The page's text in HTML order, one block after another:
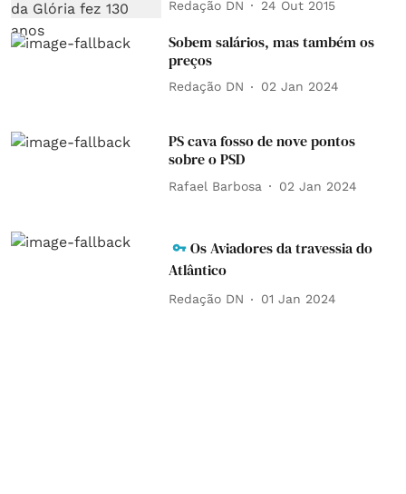
Redação DN 24 Out 2015
Sobem salários, mas também os
preços
Redação DN 02 Jan 2024
PS cava fosso de nove pontos
sobre o PSD
Rafael Barbosa 02 Jan 2024
Os Aviadores da travessia do
Atlântico
Redação DN 01 Jan 2024